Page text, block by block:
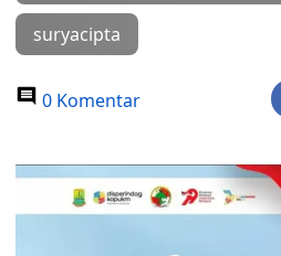
suryacipta
0 Komentar